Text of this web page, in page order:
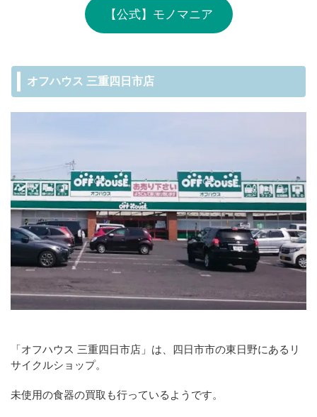
【公式】モノマニア
オフハウス 三重四日市店
「オフハウス 三重四日市店」は、四日市市の東日野にあるリ
サイクルショップ。
未使用の食器の買取も行っているようです。